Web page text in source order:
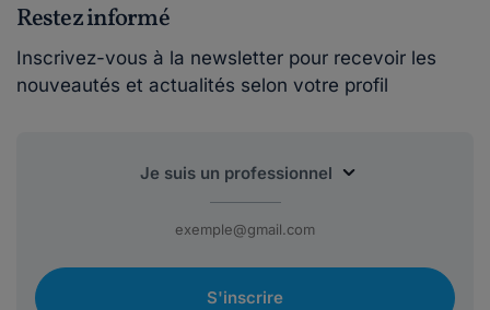
Restez informé
Inscrivez-vous à la newsletter pour recevoir les
nouveautés et actualités selon votre profil
S'inscrire